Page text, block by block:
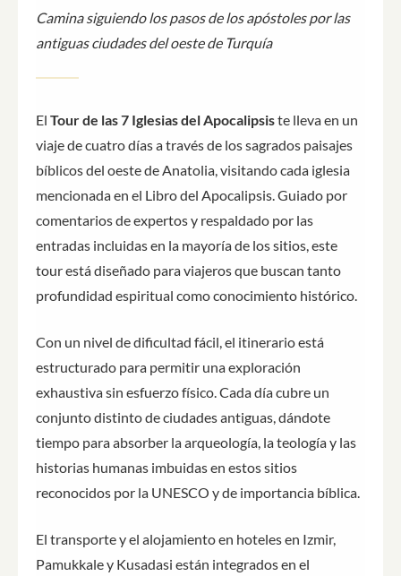
Camina siguiendo los pasos de los apóstoles por las
antiguas ciudades del oeste de Turquía
El Tour de las 7 Iglesias del Apocalipsiste lleva en un
viaje de cuatro días a través de los sagrados paisajes
bíblicos del oeste de Anatolia, visitando cada iglesia
mencionada en el Libro del Apocalipsis. Guiado por
comentarios de expertos y respaldado por las
entradas incluidas en la mayoría de los sitios, este
tour está diseñado para viajeros que buscan tanto
profundidad espiritual como conocimiento histórico.
Con un nivel de dificultad fácil, el itinerario está
estructurado para permitir una exploración
exhaustiva sin esfuerzo físico. Cada día cubre un
conjunto distinto de ciudades antiguas, dándote
tiempo para absorber la arqueología, la teología y las
historias humanas imbuidas en estos sitios
reconocidos por la UNESCO y de importancia bíblica.
El transporte y el alojamiento en hoteles en Izmir,
Pamukkale y Kusadasi están integrados en el